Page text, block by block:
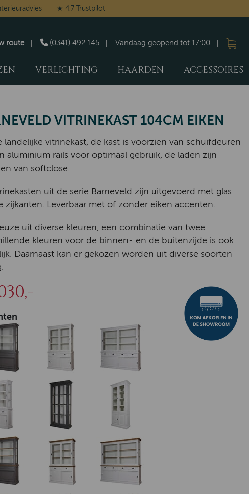
★ 4,7 Trustpilot
Vandaag geopend tot 17:00
(0341) 492 145
route
VERLICHTING HAARDEN ACCESSOIRES
VITRINEKAST 104CM EIKEN
landelijke vitrinekast, de kast is voorzien van schuifdeuren
aluminium rails voor optimaal gebruik, de laden zijn
van softclose.
uit de serie Barneveld zijn uitgevoerd met glas
zijkanten. Leverbaar met of zonder eiken accenten.
uit diverse kleuren, een combinatie van twee
kleuren voor de binnen- en de buitenzijde is ook
Daarnaast kan er gekozen worden uit diverse soorten